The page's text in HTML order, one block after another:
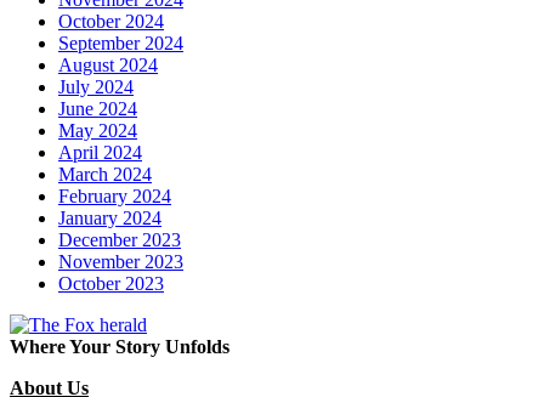
October 2024
September 2024
August 2024
July 2024
June 2024
May 2024
April 2024
March 2024
February 2024
January 2024
December 2023
November 2023
October 2023
Where Your Story Unfolds
About Us